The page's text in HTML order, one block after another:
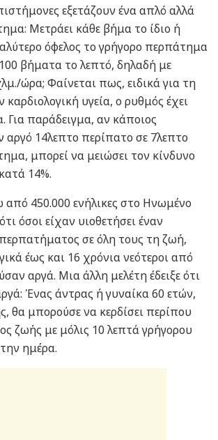
εξετάζουν ένα απλό αλλά
Μετράει κάθε βήμα το ίδιο ή
όφελος το γρήγορο περπάτημα
βήματα το λεπτό, δηλαδή με
ώρα; Φαίνεται πως, ειδικά για τη
υγεία, ο ρυθμός έχει
Για παράδειγμα, αν κάποιος
αργό 14λεπτο περίπατο σε 7λεπτο
μπορεί να μειώσει τον κίνδυνο
14%.
450.000 ενήλικες στο Ηνωμένο
όσοι είχαν υιοθετήσει έναν
σε όλη τους τη ζωή,
έως και 16 χρόνια νεότεροι από
αργά. Μια άλλη μελέτη έδειξε ότι
Ένας άντρας ή γυναίκα 60 ετών,
θα μπορούσε να κερδίσει περίπου
ζωής με μόλις 10 λεπτά γρήγορου
ημέρα.